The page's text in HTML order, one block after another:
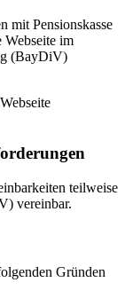
mit Pensionskasse
Webseite im
(BayDiV)
teilweise
vereinbar.
Gründen